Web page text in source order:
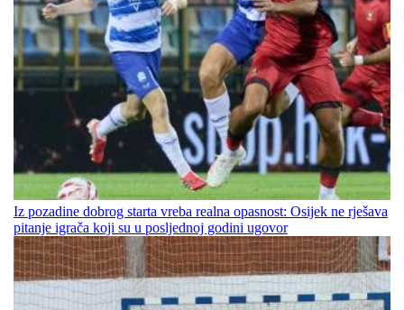
Iz pozadine dobrog starta vreba realna opasnost: Osijek ne rješava
pitanje igrača koji su u posljednoj godini ugovor